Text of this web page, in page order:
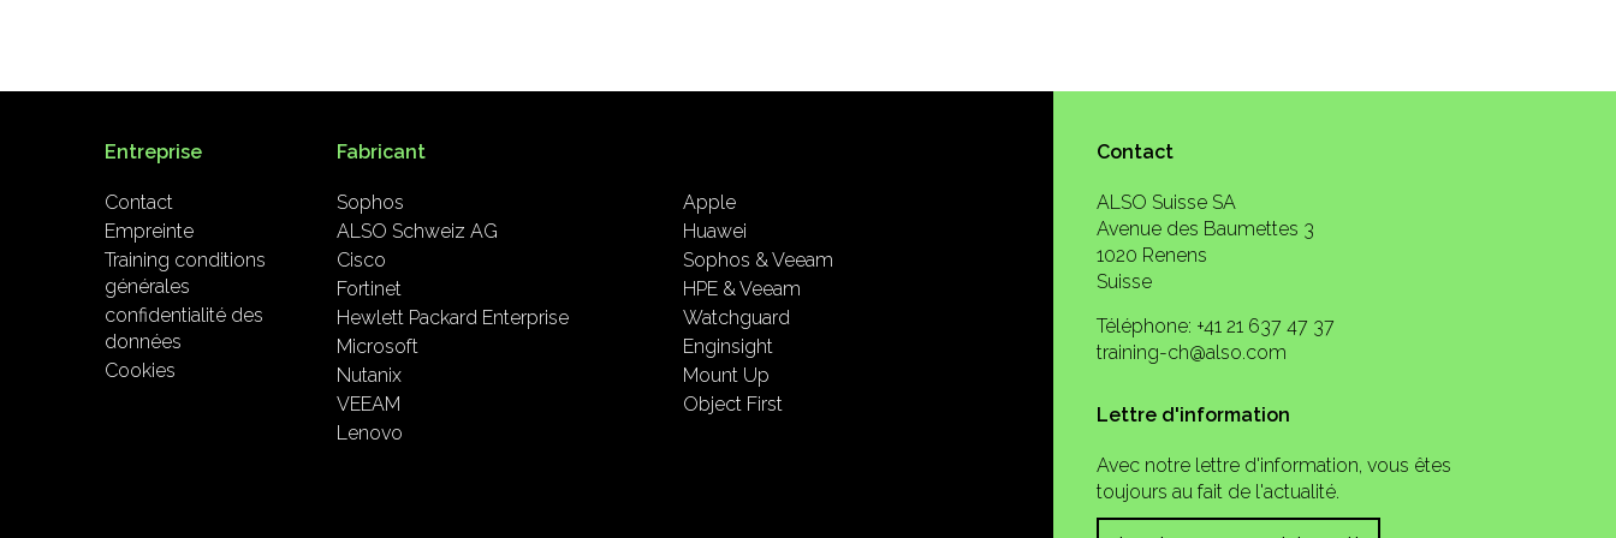
Contact
ALSO Suisse SA
Avenue des Baumettes 3
1020 Renens
Suisse
Téléphone: +41 21 637 47 37
training-ch@also.com
Lettre d'information
Avec notre lettre d'information, vous êtes
toujours au fait de l'actualité.
Entreprise
Contact
Empreinte
Training conditions
générales
confidentialité des
données
Cookies
Fabricant
Sophos
ALSO Schweiz AG
Cisco
Fortinet
Hewlett Packard Enterprise
Microsoft
Nutanix
VEEAM
Lenovo
Apple
Huawei
Sophos & Veeam
HPE & Veeam
Watchguard
Enginsight
Mount Up
Object First